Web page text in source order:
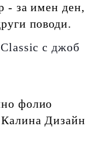
- за имен ден,
поводи.
Classic с джоб
фолио
Дизайн